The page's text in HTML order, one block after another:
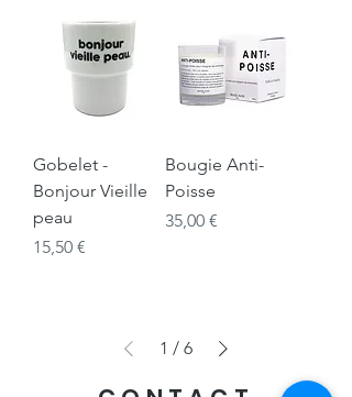
Gobelet -
Bonjour Vieille
peau
Prix
15,50 €
Bougie Anti-
Poisse
Prix
35,00 €
1 / 6